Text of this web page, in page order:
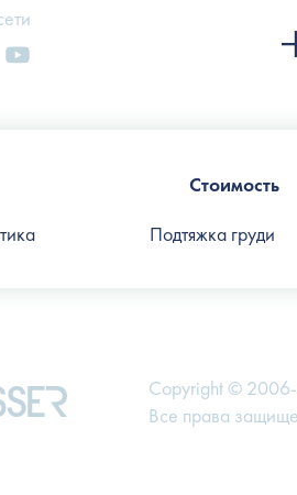
Стоимость
Подтяжка груди
Copyright ©
Все права